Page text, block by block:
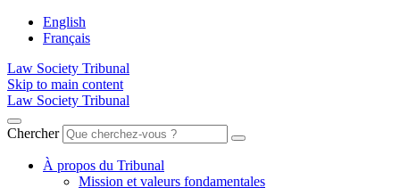
English
Français
Law Society Tribunal
Skip to main content
Law Society Tribunal
Chercher
À propos du Tribunal
Mission et valeurs fondamentales